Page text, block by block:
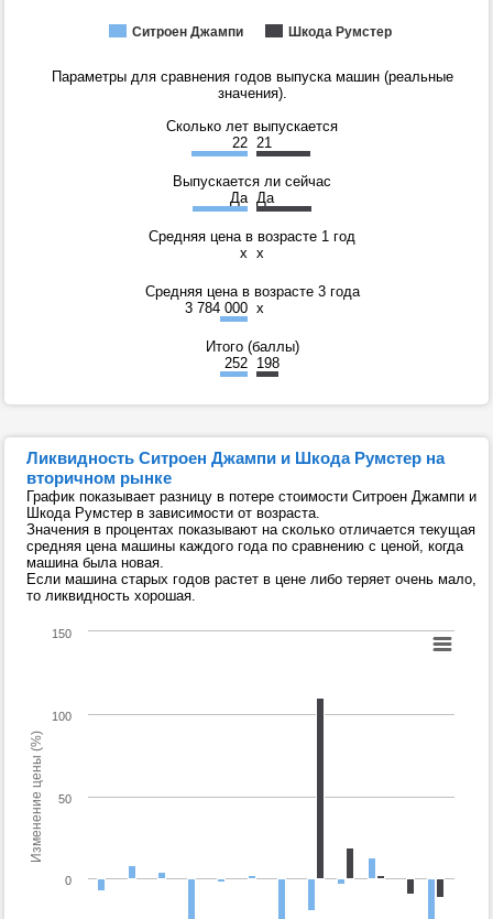
Ситроен Джампи Шкода Румстер
Параметры для сравнения годов выпуска машин (реальные
значения).
Сколько лет выпускается
22 21
Выпускается ли сейчас
Да Да
Средняя цена в возрасте 1 год
x x
Средняя цена в возрасте 3 года
3 784 000 x
Итого (баллы)
252 198
Ликвидность Ситроен Джампи и Шкода Румстер на
вторичном рынке
График показывает разницу в потере стоимости Ситроен Джампи и
Шкода Румстер в зависимости от возраста.
Значения в процентах показывают на сколько отличается текущая
средняя цена машины каждого года по сравнению с ценой, когда
машина была новая.
Если машина старых годов растет в цене либо теряет очень мало,
то ликвидность хорошая.
Изменение цены (%)
0
50
100
150